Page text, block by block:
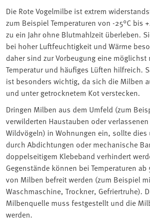
Die Rote Vogelmilbe ist extrem
zum Beispiel Temperaturen von -25°C bis
zu ein Jahr ohne Blutmahlzeit überleben.
bei hoher Luftfeuchtigkeit und Wärme
daher sind zur Vorbeugung eine möglichst
Temperatur und häufiges Lüften hilfreich.
ist besonders wichtig, da sich die Milben
und unter getrocknetem Kot verstecken.
Dringen Milben aus dem Umfeld (zum
verwilderten Haustauben oder
Wildvögeln) in Wohnungen ein, sollte dies
durch Abdichtungen oder mechanische
doppelseitigem Klebeband verhindert
Gegenstände können bei Temperaturen ab
von Milben befreit werden (zum Beispiel
Waschmaschine, Trockner, Gefriertruhe).
Milbenquelle muss festgestellt und die
werden.